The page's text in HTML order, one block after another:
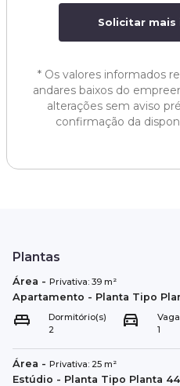
Solicitar
* Os valores informados
andares baixos do
alterações sem aviso
confirmação da
Plantas
Área - Privativa: 39 m²
Apartamento - Planta Tipo
Dormitório(s)
2
1
Área - Privativa: 25 m²
Estúdio - Planta Tipo Planta